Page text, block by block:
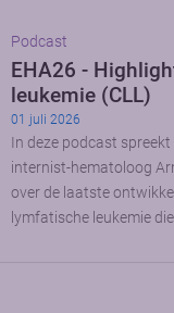
Podcast
EHA26 -
leukemie (CLL)
01 juli 2026
In deze podcast
internist-hematoloog
over de laatste
lymfatische leukemie